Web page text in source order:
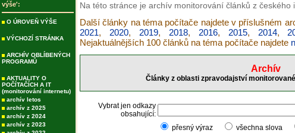
výše':
O ÚROVEŇ VÝŠE
VÝCHOZÍ STRÁNKA
ARCHÍV OBLÍBENÝCH
PROGRAMŮ
AKTUALITY O
POČÍTAČÍCH A IT
(monitorování internetu)
archív letos
archív z 2025
archív z 2024
archív z 2023
Na této stránce je archív monitorování článků z českého
Další články na téma počítače najdete v příslušném
2021, 2020, 2019, 2018, 2016, 2015, 2014,
Nejaktuálnějších 100 článků na téma počítače najdete
Archív
Články z oblasti zpravodajství
Vybrat jen odkazy
obsahující:
přesný výraz
všechna slova